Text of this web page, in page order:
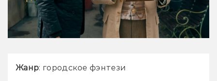
Жанр: городское фэнтези